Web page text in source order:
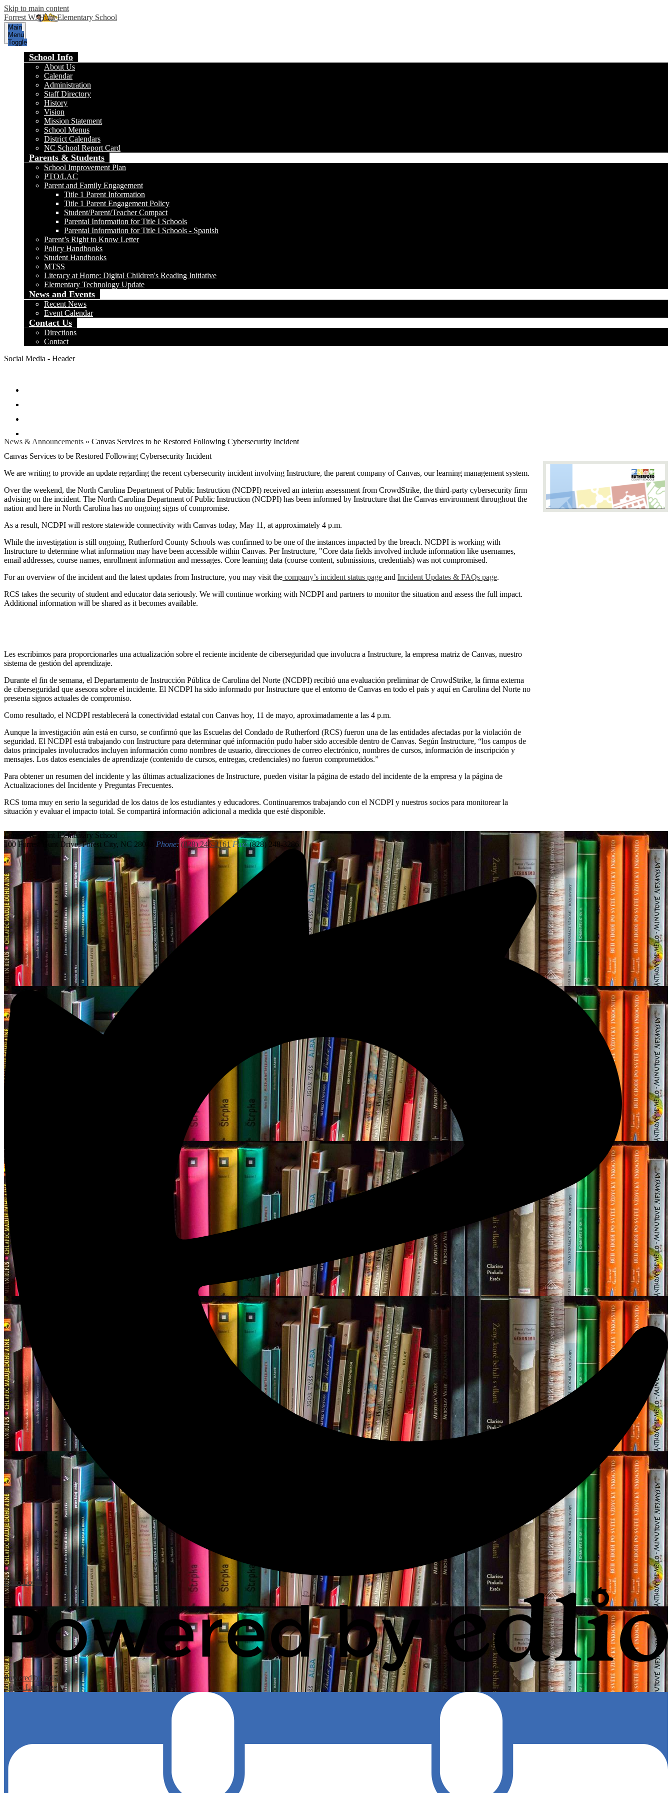
Skip to main content
Forrest W. Hunt Elementary School
Main
Menu
Toggle
School Info
About Us
Calendar
Administration
Staff Directory
History
Vision
Mission Statement
School Menus
District Calendars
NC School Report Card
Parents & Students
School Improvement Plan
PTO/LAC
Parent and Family Engagement
Title 1 Parent Information
Title 1 Parent Engagement Policy
Student/Parent/Teacher Compact
Parental Information for Title I Schools
Parental Information for Title I Schools - Spanish
Parent’s Right to Know Letter
Policy Handbooks
Student Handbooks
MTSS
Literacy at Home: Digital Children's Reading Initiative
Elementary Technology Update
News and Events
Recent News
Event Calendar
Contact Us
Directions
Contact
Social Media - Header
News & Announcements » Canvas Services to be Restored Following Cybersecurity Incident
Canvas Services to be Restored Following Cybersecurity Incident
We are writing to provide an update regarding the recent cybersecurity incident involving Instructure, the parent company of Canvas, our learning management system.
Over the weekend, the North Carolina Department of Public Instruction (NCDPI) received an interim assessment from CrowdStrike, the third-party cybersecurity firm
advising on the incident. The North Carolina Department of Public Instruction (NCDPI) has been informed by Instructure that the Canvas environment throughout the
nation and here in North Carolina has no ongoing signs of compromise.
As a result, NCDPI will restore statewide connectivity with Canvas today, May 11, at approximately 4 p.m.
While the investigation is still ongoing, Rutherford County Schools was confirmed to be one of the instances impacted by the breach. NCDPI is working with
Instructure to determine what information may have been accessible within Canvas. Per Instructure, "Core data fields involved include information like usernames,
email addresses, course names, enrollment information and messages. Core learning data (course content, submissions, credentials) was not compromised.
For an overview of the incident and the latest updates from Instructure, you may visit the company’s incident status page and Incident Updates & FAQs page.
RCS takes the security of student and educator data seriously. We will continue working with NCDPI and partners to monitor the situation and assess the full impact.
Additional information will be shared as it becomes available.
Les escribimos para proporcionarles una actualización sobre el reciente incidente de ciberseguridad que involucra a Instructure, la empresa matriz de Canvas, nuestro
sistema de gestión del aprendizaje.
Durante el fin de semana, el Departamento de Instrucción Pública de Carolina del Norte (NCDPI) recibió una evaluación preliminar de CrowdStrike, la firma externa
de ciberseguridad que asesora sobre el incidente. El NCDPI ha sido informado por Instructure que el entorno de Canvas en todo el país y aquí en Carolina del Norte no
presenta signos actuales de compromiso.
Como resultado, el NCDPI restablecerá la conectividad estatal con Canvas hoy, 11 de mayo, aproximadamente a las 4 p.m.
Aunque la investigación aún está en curso, se confirmó que las Escuelas del Condado de Rutherford (RCS) fueron una de las entidades afectadas por la violación de
seguridad. El NCDPI está trabajando con Instructure para determinar qué información pudo haber sido accesible dentro de Canvas. Según Instructure, “los campos de
datos principales involucrados incluyen información como nombres de usuario, direcciones de correo electrónico, nombres de cursos, información de inscripción y
mensajes. Los datos esenciales de aprendizaje (contenido de cursos, entregas, credenciales) no fueron comprometidos.”
Para obtener un resumen del incidente y las últimas actualizaciones de Instructure, pueden visitar la página de estado del incidente de la empresa y la página de
Actualizaciones del Incidente y Preguntas Frecuentes.
RCS toma muy en serio la seguridad de los datos de los estudiantes y educadores. Continuaremos trabajando con el NCDPI y nuestros socios para monitorear la
situación y evaluar el impacto total. Se compartirá información adicional a medida que esté disponible.
Forrest W. Hunt Elementary School
100 Forrest Hunt Drive, Forest City, NC 28043
Phone: (828) 245-2161 Fax:(828) 248-3286
Edlio Login
Powered by Edlio
Select Language ▼